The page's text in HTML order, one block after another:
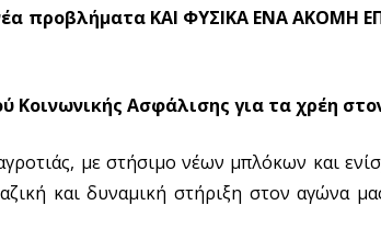
προβλήματα ΚΑΙ ΦΥΣΙΚΑ ΕΝΑ ΑΚΟΜΗ
Ασφάλισης για τα χρέη
με στήσιμο νέων μπλόκων και
και δυναμική στήριξη στον αγώνα